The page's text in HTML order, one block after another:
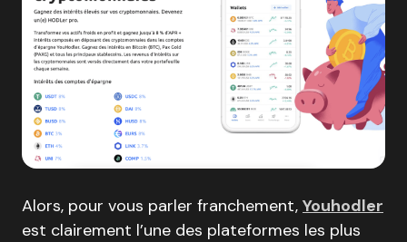
Alors, pour vous parler franchement, Youhodler
est clairement l’une des plateformes les plus